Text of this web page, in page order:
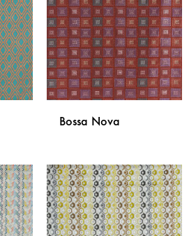
LISTU
ŽELJA
LISTU
ŽELJA
DODAJ
NA
LISTU
ŽELJA
Bossa Nova
NA
LISTU
ŽELJA